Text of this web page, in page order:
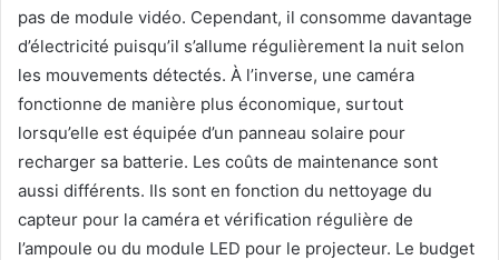
pas de module vidéo. Cependant, il consomme davantage
d’électricité puisqu’il s’allume régulièrement la nuit selon
les mouvements détectés. À l’inverse, une caméra
fonctionne de manière plus économique, surtout
lorsqu’elle est équipée d’un panneau solaire pour
recharger sa batterie. Les coûts de maintenance sont
aussi différents. Ils sont en fonction du nettoyage du
capteur pour la caméra et vérification régulière de
l’ampoule ou du module LED pour le projecteur. Le budget